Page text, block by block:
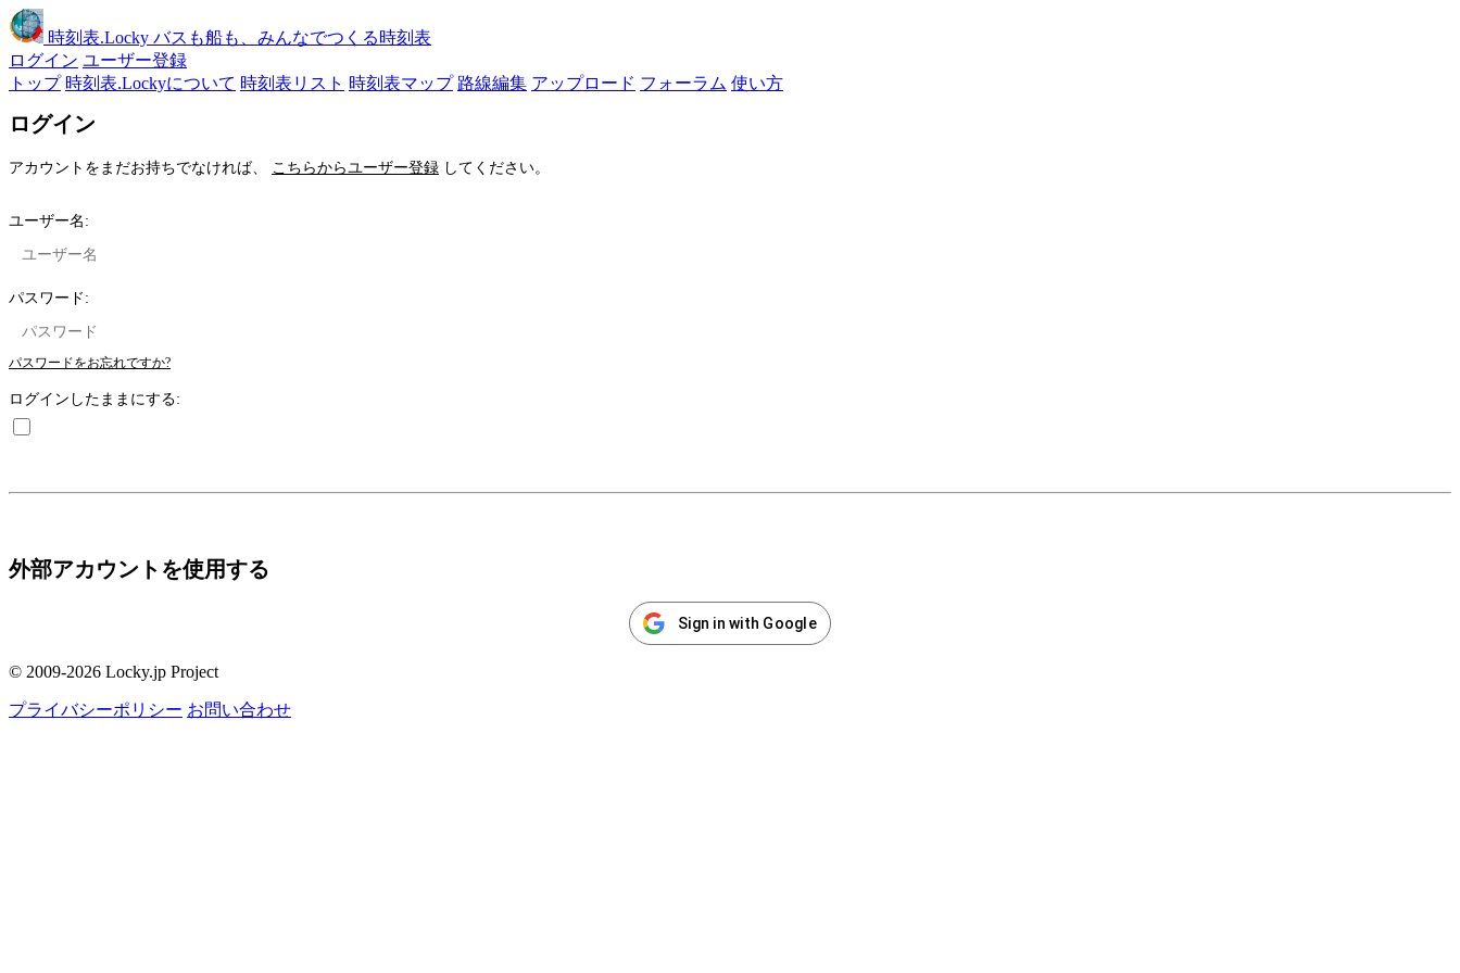
時刻表.Locky バスも船も、みんなでつくる時刻表
ログイン ユーザー登録
トップ 時刻表.Lockyについて 時刻表リスト 時刻表マップ 路線編集 アップロード フォーラム 使い方
ログイン
アカウントをまだお持ちでなければ、 こちらからユーザー登録 してください。
ユーザー名:
パスワード:
パスワードをお忘れですか?
ログインしたままにする:
外部アカウントを使用する
Sign in with Google
© 2009-2026 Locky.jp Project
プライバシーポリシー お問い合わせ